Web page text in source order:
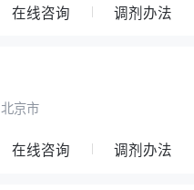
在线咨询 调剂办法
北京市
在线咨询 调剂办法